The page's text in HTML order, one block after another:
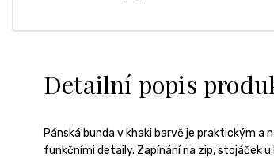
Detailní popis
Pánská bunda v khaki barvě je praktickým a
funkčními detaily. Zapínání na zip, stojáček